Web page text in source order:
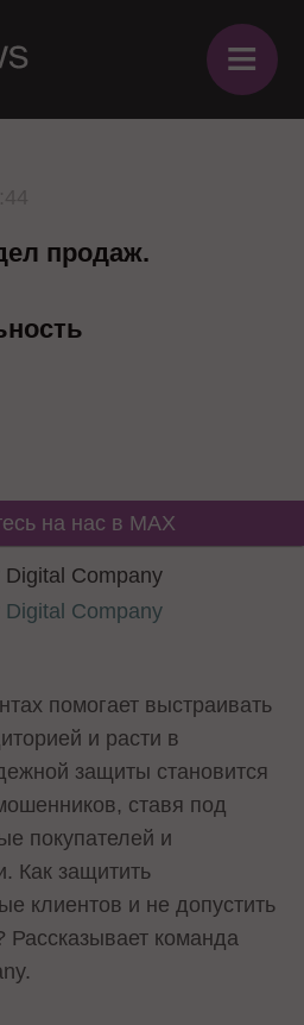
≡
продаж.
на нас в MAX
Digital Company
Digital Company
помогает выстраивать
и расти в
защиты становится
ставя под
покупателей и
Как защитить
клиентов и не допустить
Рассказывает команда